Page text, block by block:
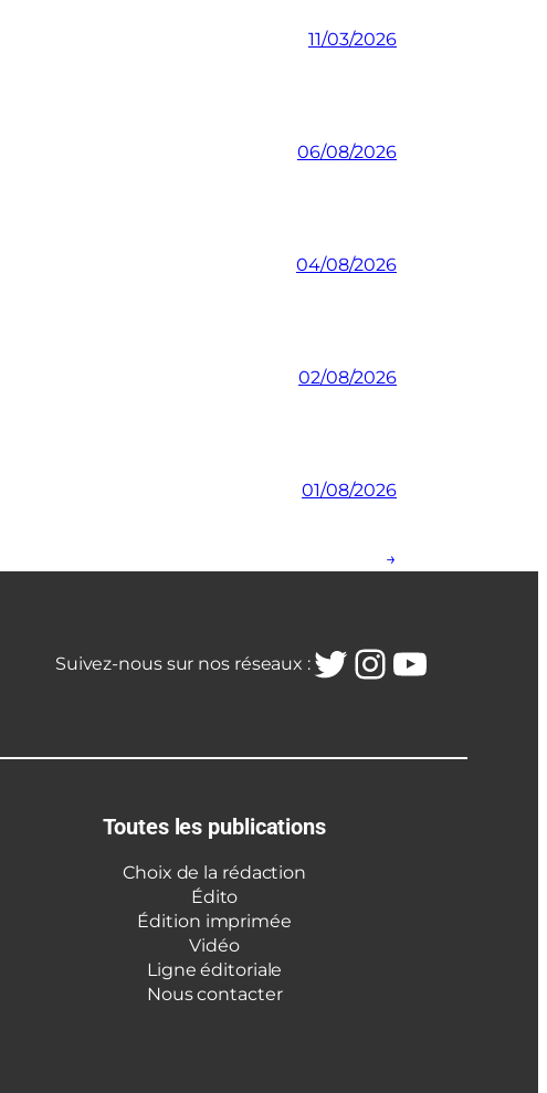
11/03/2026
06/08/2026
04/08/2026
02/08/2026
01/08/2026
→
Suivez-nous sur nos réseaux :Twitter
Toutes les publications
Choix de la rédaction
Édito
Édition imprimée
Vidéo
Ligne éditoriale
Nous contacter